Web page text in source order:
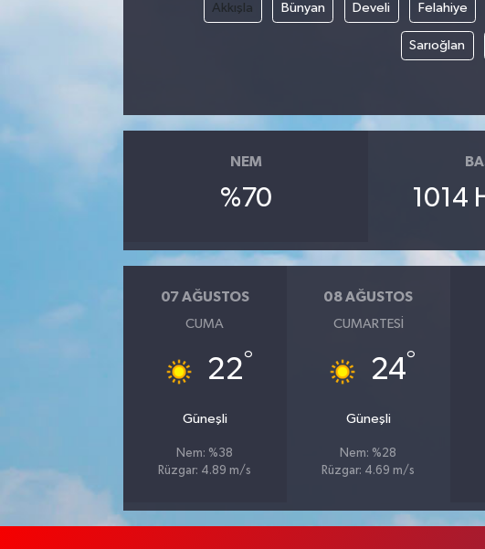
Akkışla Bünyan Develi Felahiye
Sarıoğlan
NEM
%70 1014
07 AĞUSTOS
CUMA
22°
Güneşli
Nem: %38
Rüzgar: 4.89 m/s
08 AĞUSTOS
CUMARTESI
24°
Güneşli
Nem: %28
Rüzgar: 4.69 m/s